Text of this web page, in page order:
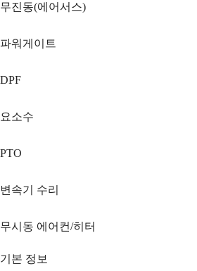
무진동(에어서스)
파워게이트
DPF
요소수
PTO
변속기 수리
무시동 에어컨/히터
기본 정보